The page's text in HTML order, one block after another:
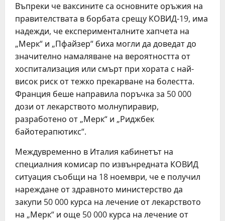
Въпреки че ваксините са основните оръжия на
правителствата в борбата срещу КОВИД-19, има
надежди, че експерименталните хапчета на
„Мерк“ и „Пфайзер“ биха могли да доведат до
значително намаляване на вероятността от
хоспитализация или смърт при хората с най-
висок риск от тежко прекарване на болестта.
Франция беше направила поръчка за 50 000
дози от лекарството молнупиравир,
разработено от „Мерк“ и „Риджбек
байотерапютикс“.
Междувременно в Италия кабинетът на
специалния комисар по извънредната КОВИД
ситуация съобщи на 18 ноември, че е получил
нареждане от здравното министерство да
закупи 50 000 курса на лечение от лекарството
на „Мерк“ и още 50 000 курса на лечение от